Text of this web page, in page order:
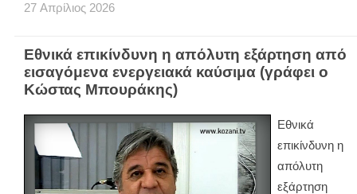
27 Απρίλιος 2026
Εθνικά επικίνδυνη η απόλυτη εξάρτηση από
εισαγόμενα ενεργειακά καύσιμα (γράφει ο
Κώστας Μπουράκης)
Εθνικά
επικίνδυνη η
απόλυτη
εξάρτηση